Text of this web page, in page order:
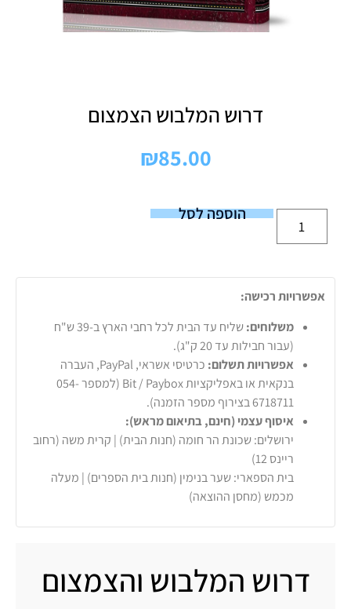
דרוש המלבוש הצמצום
₪85.00
הוספה לסל
אפשרויות רכישה:
משלוחים:
שליח עד הבית לכל רחבי הארץ ב-39 ש"ח
(עבור חבילות עד 20 ק"ג).
אפשרויות תשלום:
כרטיסי אשראי, PayPal, העברה
בנקאית או באפליקציות Bit / Paybox (למספר 054-
6718711 בצירוף מספר הזמנה).
איסוף עצמי (חינם, בתיאום מראש):
ירושלים: שכונת הר חומה (חנות הבית) | קרית משה (רחוב
ריינס 12)
בית הספארי: שער בנימין (חנות בית הספרים) | מעלה
מכמש (מחסן ההוצאה)
דרוש המלבוש והצמצום